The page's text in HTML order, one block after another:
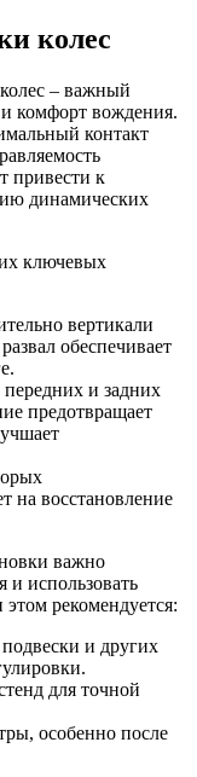
колес
– важный
и комфорт вождения.
контакт
привести к
динамических
ключевых
вертикали
обеспечивает
и задних
предотвращает
на восстановление
важно
и использовать
рекомендуется:
и других
для точной
особенно после